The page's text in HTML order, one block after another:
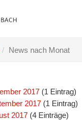
News nach Monat
2017 (1 Eintrag)
2017 (1 Eintrag)
2017 (4 Einträge)